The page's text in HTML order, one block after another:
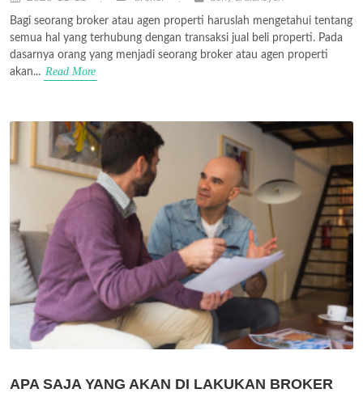
Bagi seorang broker atau agen properti haruslah mengetahui tentang
semua hal yang terhubung dengan transaksi jual beli properti. Pada
dasarnya orang yang menjadi seorang broker atau agen properti
akan... Read More
APA SAJA YANG AKAN DI LAKUKAN BROKER